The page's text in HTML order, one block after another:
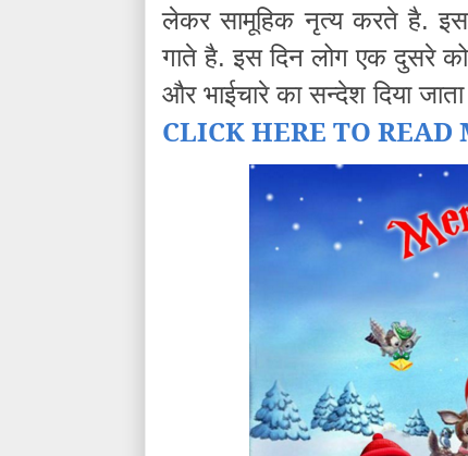
लेकर सामूहिक नृत्य करते है.इस
गाते है.इस दिन लोग एक दुसरे को
और भाईचारे का सन्देश दिया जाता
CLICK HERE TO READ